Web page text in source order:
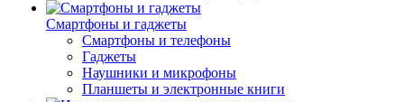
Смартфоны и гаджеты
Смартфоны и телефоны
Гаджеты
Наушники и микрофоны
Планшеты и электронные книги